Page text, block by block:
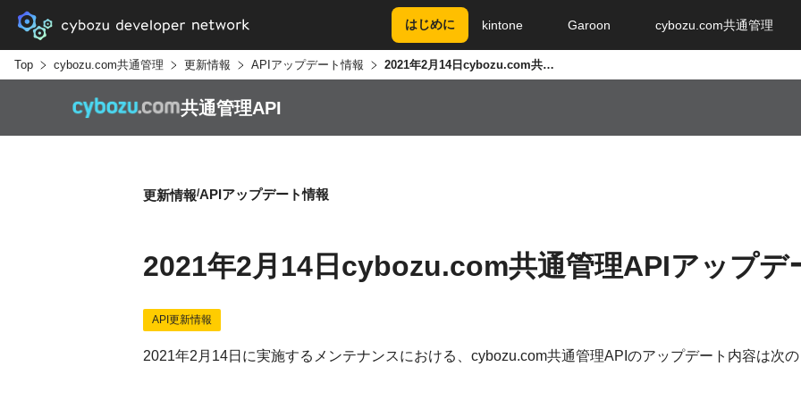
はじめに kintone Garoon cybozu.com共通管理
Top cybozu.com共通管理 更新情報 APIアップデート情報 2021年2月14日cybozu.com共通管理APIアップデート情報
共通管理API
更新情報 APIアップデート情報
2021年2月14日cybozu.com共通管理APIアップデ
API更新情報
2021年2月14日に実施するメンテナンスにおける、cybozu.com共通管理APIのアップデート内容は次